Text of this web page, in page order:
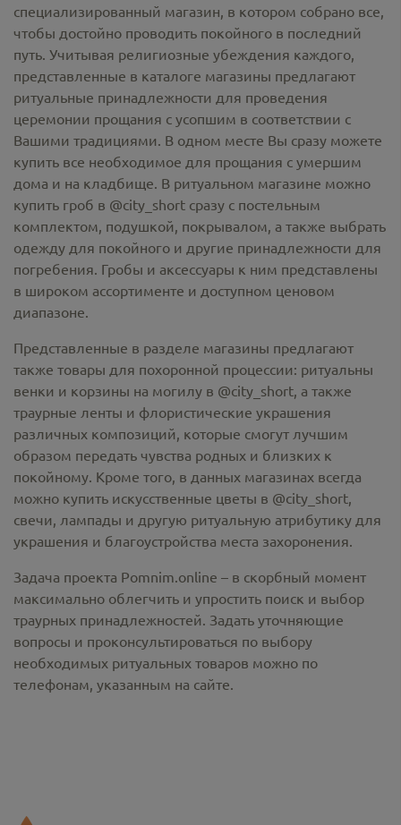
специализированный магазин, в котором собрано все,
чтобы достойно проводить покойного в последний
путь. Учитывая религиозные убеждения каждого,
представленные в каталоге магазины предлагают
ритуальные принадлежности для проведения
церемонии прощания с усопшим в соответствии с
Вашими традициями. В одном месте Вы сразу можете
купить все необходимое для прощания с умершим
дома и на кладбище. В ритуальном магазине можно
купить гроб в @city_short сразу с постельным
комплектом, подушкой, покрывалом, а также выбрать
одежду для покойного и другие принадлежности для
погребения. Гробы и аксессуары к ним представлены
в широком ассортименте и доступном ценовом
диапазоне.
Представленные в разделе магазины предлагают
также товары для похоронной процессии: ритуальны
венки и корзины на могилу в @city_short, а также
траурные ленты и флористические украшения
различных композиций, которые смогут лучшим
образом передать чувства родных и близких к
покойному. Кроме того, в данных магазинах всегда
можно купить искусственные цветы в @city_short,
свечи, лампады и другую ритуальную атрибутику для
украшения и благоустройства места захоронения.
Задача проекта Pomnim.online – в скорбный момент
максимально облегчить и упростить поиск и выбор
траурных принадлежностей. Задать уточняющие
вопросы и проконсультироваться по выбору
необходимых ритуальных товаров можно по
телефонам, указанным на сайте.